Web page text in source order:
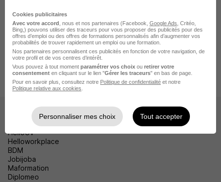
Accueil Emploi
Emploi Bonneuil-sur-Marne
Emploi Artisanat Bonneuil-sur-Marne
Emploi Boulanger Bonneuil-sur-Marne
CDI Boulangerie H/F
Les sites
HelloCV
Helloworkplace
BDM
Jobijoba
Maformation
Diplomeo
Cookies publicitaires
Avec votre accord , nous et nos partenaires (Facebook, Google Ads , Critéo,
Bing,) pouvons utiliser des traceurs pour vous proposer des publicités pour des
offres d’emploi ou des offres de formations personnalisés afin d’augmenter vos
probabilités de trouver rapidement un emploi ou une formation.
Nos partenaires personnalisent ces publicités en fonction de votre navigation, de
votre profil et de vos centres d’intérêt.
Vous pouvez à tout moment paramétrer vos choix ou retirer votre
consentement en cliquant sur le lien "Gérer les traceurs" en bas de page.
Pour en savoir plus, consultez notre Politique de confidentialité et notre
Politique relative aux cookies
Personnaliser mes choix Tout accepter